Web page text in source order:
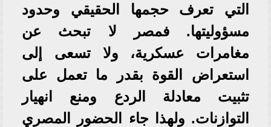
التي تعرف حجمها الحقيقي وحدود
مسؤوليتها. فمصر لا تبحث عن
مغامرات عسكرية، ولا تسعى إلى
استعراض القوة بقدر ما تعمل على
تثبيت معادلة الردع ومنع انهيار
التوازنات. ولهذا جاء الحضور المصري